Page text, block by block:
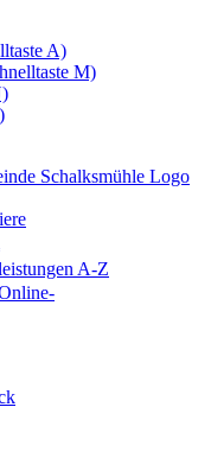
A)
M)
A-Z